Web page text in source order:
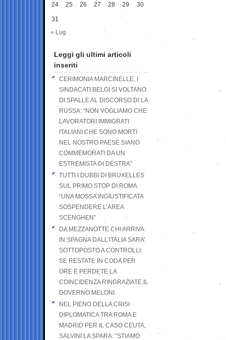
24 25 26 27 28 29 30
31
« Lug
Leggi gli ultimi articoli
inseriti
CERIMONIA MARCINELLE, I
SINDACATI BELGI SI VOLTANO
DI SPALLE AL DISCORSO DI LA
RUSSA: “NON VOGLIAMO CHE
LAVORATORI IMMIGRATI
ITALIANI CHE SONO MORTI
NEL NOSTRO PAESE SIANO
COMMEMORATI DA UN
ESTREMISTA DI DESTRA”
TUTTI I DUBBI DI BRUXELLES
SUL PRIMO STOP DI ROMA
“UNA MOSSA INGIUSTIFICATA
SOSPENDERE L’AREA
SCENGHEN”
DA MEZZANOTTE CHI ARRIVA
IN SPAGNA DALL’ITALIA SARA’
SOTTOPOSTO A CONTROLLI:
SE RESTATE IN CODA PER
ORE E PERDETE LA
COINCIDENZA RINGRAZIATE IL
GOVERNO MELONI
NEL PIENO DELLA CRISI
DIPLOMATICA TRA ROMA E
MADRID PER IL CASO CEUTA,
SALVINI LA SPARA: “STIAMO